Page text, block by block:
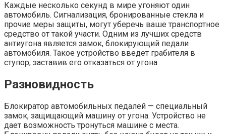
Каждые несколько секунд в мире угоняют один
автомобиль. Сигнализация, бронированные стекла и
прочие меры защиты, могут уберечь ваше транспортное
средство от такой участи. Одним из лучших средств
антиугона является замок, блокирующий педали
автомобиля. Такое устройство введет грабителя в
ступор, заставив его отказаться от угона.
Разновидность
Блокиратор автомобильных педалей — специальный
замок, защищающий машину от угона. Устройство не
дает возможность тронуться машине с места.